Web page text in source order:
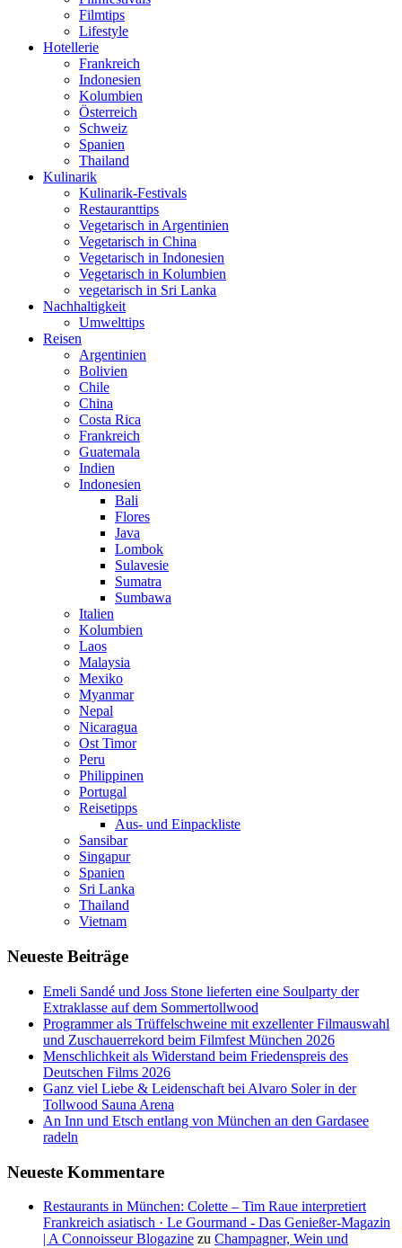
Filmtips
Lifestyle
Hotellerie
Frankreich
Indonesien
Kolumbien
Österreich
Schweiz
Spanien
Thailand
Kulinarik
Kulinarik-Festivals
Restauranttips
Vegetarisch in Argentinien
Vegetarisch in China
Vegetarisch in Indonesien
Vegetarisch in Kolumbien
vegetarisch in Sri Lanka
Nachhaltigkeit
Umwelttips
Reisen
Argentinien
Bolivien
Chile
China
Costa Rica
Frankreich
Guatemala
Indien
Indonesien
Bali
Flores
Java
Lombok
Sulavesie
Sumatra
Sumbawa
Italien
Kolumbien
Laos
Malaysia
Mexiko
Myanmar
Nepal
Nicaragua
Ost Timor
Peru
Philippinen
Portugal
Reisetipps
Aus- und Einpackliste
Sansibar
Singapur
Spanien
Sri Lanka
Thailand
Vietnam
Neueste Beiträge
Emeli Sandé und Joss Stone lieferten eine Soulparty der
Extraklasse auf dem Sommertollwood
Programmer als Trüffelschweine mit exzellenter Filmauswahl
und Zuschauerrekord beim Filmfest München 2026
Menschlichkeit als Widerstand beim Friedenspreis des
Deutschen Films 2026
Ganz viel Liebe & Leidenschaft bei Alvaro Soler in der
Tollwood Sauna Arena
An Inn und Etsch entlang von München an den Gardasee
radeln
Neueste Kommentare
Restaurants in München: Colette – Tim Raue interpretiert
Frankreich asiatisch · Le Gourmand - Das Genießer-Magazin
| A Connoisseur Blogazine zu Champagner, Wein und